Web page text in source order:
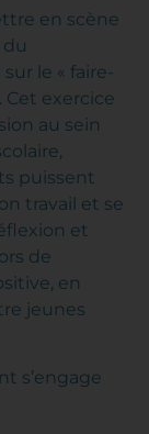
en scène
le « faire-
Cet exercice
au sein
puissent
travail et se
et
de
en
jeunes
s’engage